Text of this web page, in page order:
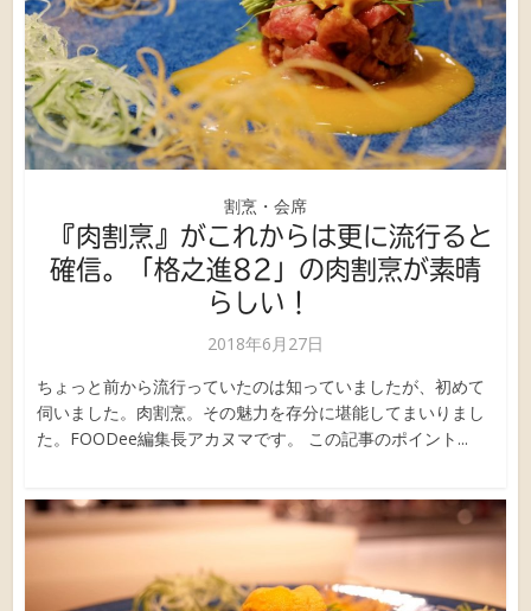
割烹・会席
『肉割烹』がこれからは更に流行ると
確信。「格之進82」の肉割烹が素晴
らしい！
2018年6月27日
ちょっと前から流行っていたのは知っていましたが、初めて
伺いました。肉割烹。その魅力を存分に堪能してまいりまし
た。FOODee編集長アカヌマです。 この記事のポイント...